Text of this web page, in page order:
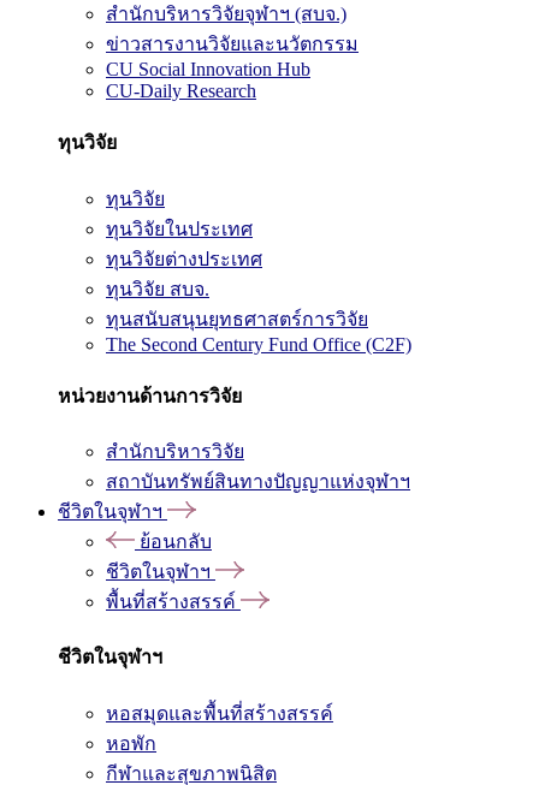
สำนักบริหารวิจัยจุฬาฯ (สบจ.)
ข่าวสารงานวิจัยและนวัตกรรม
CU Social Innovation Hub
CU-Daily Research
ทุนวิจัย
ทุนวิจัย
ทุนวิจัยในประเทศ
ทุนวิจัยต่างประเทศ
ทุนวิจัย สบจ.
ทุนสนับสนุนยุทธศาสตร์การวิจัย
The Second Century Fund Office (C2F)
หน่วยงานด้านการวิจัย
สำนักบริหารวิจัย
สถาบันทรัพย์สินทางปัญญาแห่งจุฬาฯ
ชีวิตในจุฬาฯ
ย้อนกลับ
ชีวิตในจุฬาฯ
พื้นที่สร้างสรรค์
ชีวิตในจุฬาฯ
หอสมุดและพื้นที่สร้างสรรค์
หอพัก
กีฬาและสุขภาพนิสิต